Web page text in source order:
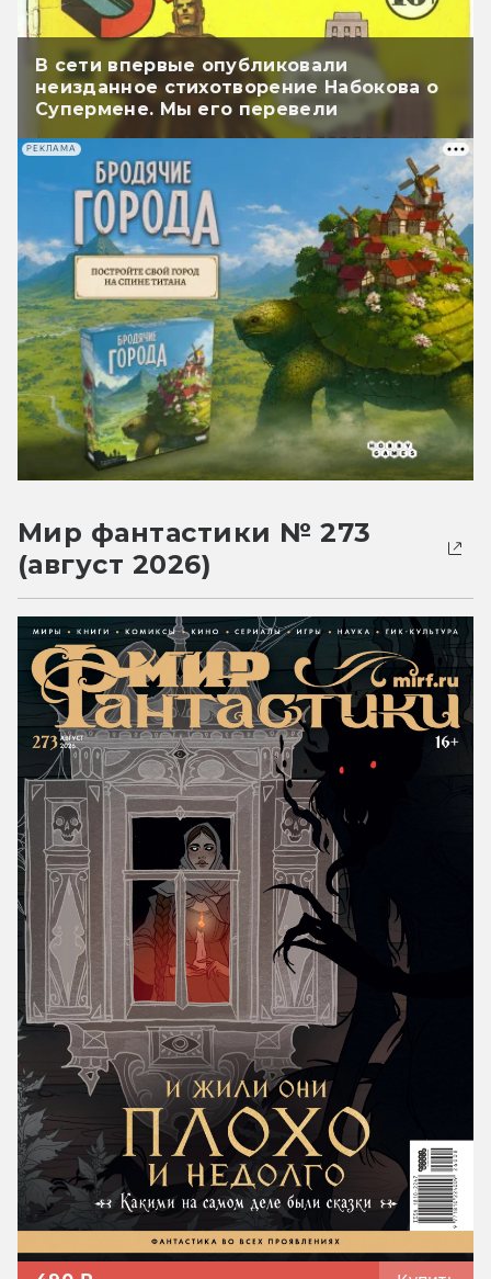
В сети впервые опубликовали
неизданное стихотворение Набокова о
Супермене. Мы его перевели
РЕКЛАМА
Мир фантастики № 273
(август 2026)